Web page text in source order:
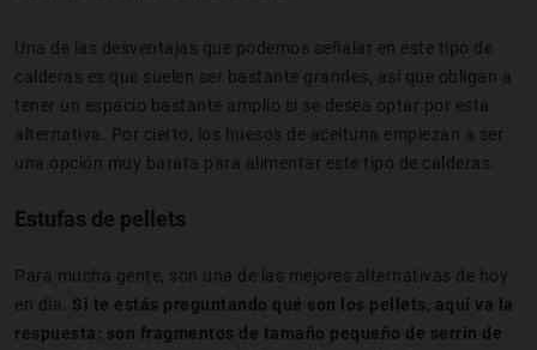
Una de las desventajas que podemos señalar en este tipo de
calderas es que suelen ser bastante grandes, así que obligan a
tener un espacio bastante amplio si se desea optar por esta
alternativa. Por cierto, los huesos de aceituna empiezan a ser
una opción muy barata para alimentar este tipo de calderas.
Estufas de pellets
Para mucha gente, son una de las mejores alternativas de hoy
en día. Si te estás preguntando qué son los pellets, aquí va la
respuesta: son fragmentos de tamaño pequeño de serrín de